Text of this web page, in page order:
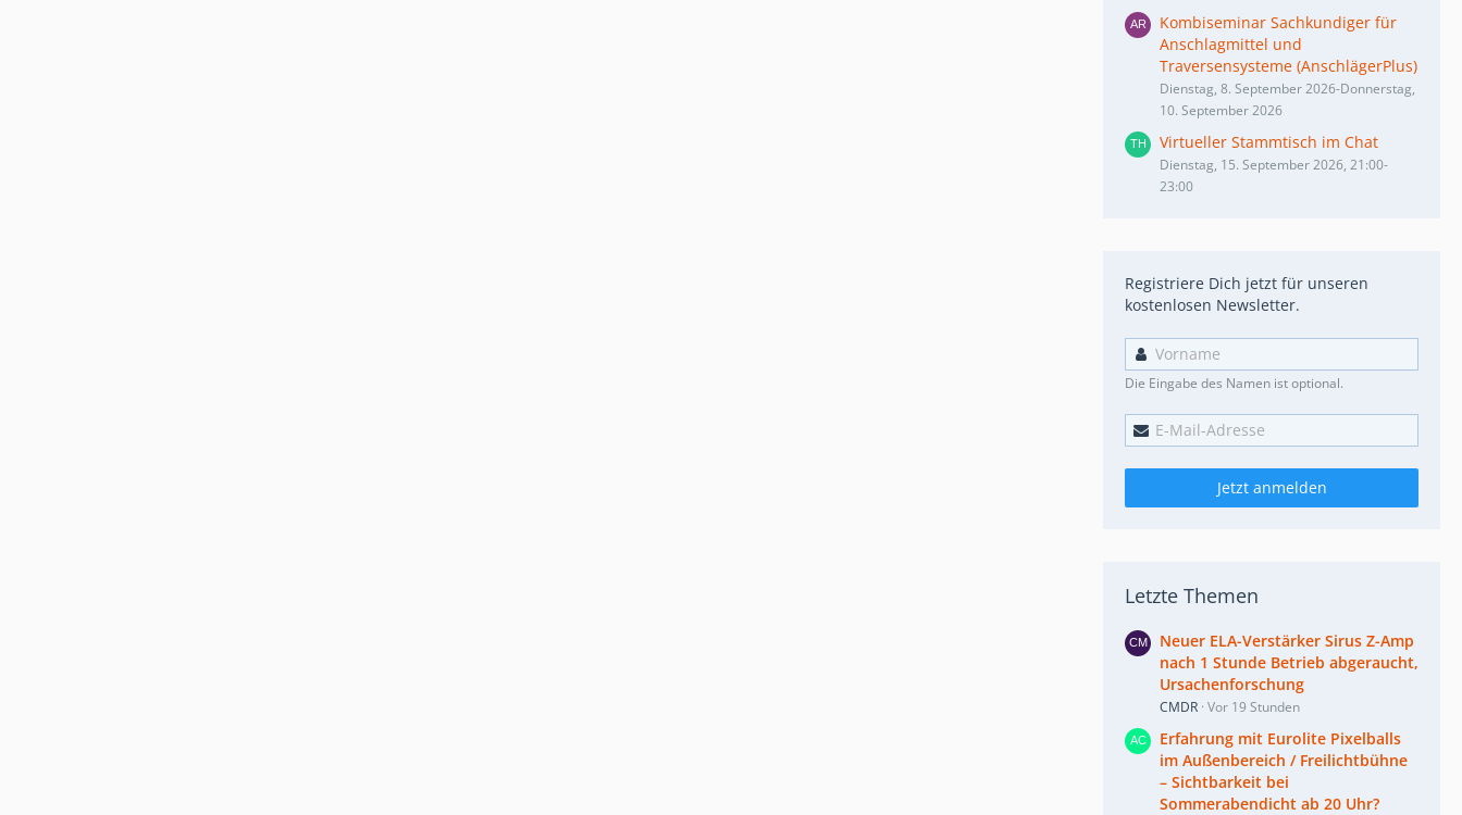
Kombiseminar Sachkundiger für
Anschlagmittel und
Traversensysteme (AnschlägerPlus)
Dienstag, 8. September 2026-Donnerstag,
10. September 2026
Virtueller Stammtisch im Chat
Dienstag, 15. September 2026, 21:00-
23:00
Registriere Dich jetzt für unseren
kostenlosen Newsletter.
Die Eingabe des Namen ist optional.
Jetzt anmelden
Letzte Themen
Neuer ELA-Verstärker Sirus Z-Amp
nach 1 Stunde Betrieb abgeraucht,
Ursachenforschung
CMDR Vor 19 Stunden
Erfahrung mit Eurolite Pixelballs
im Außenbereich / Freilichtbühne
– Sichtbarkeit bei
Sommerabendicht ab 20 Uhr?